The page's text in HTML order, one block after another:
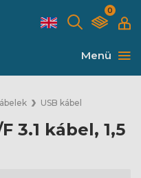
0
Menü
USB kábel
3.1 kábel, 1,5